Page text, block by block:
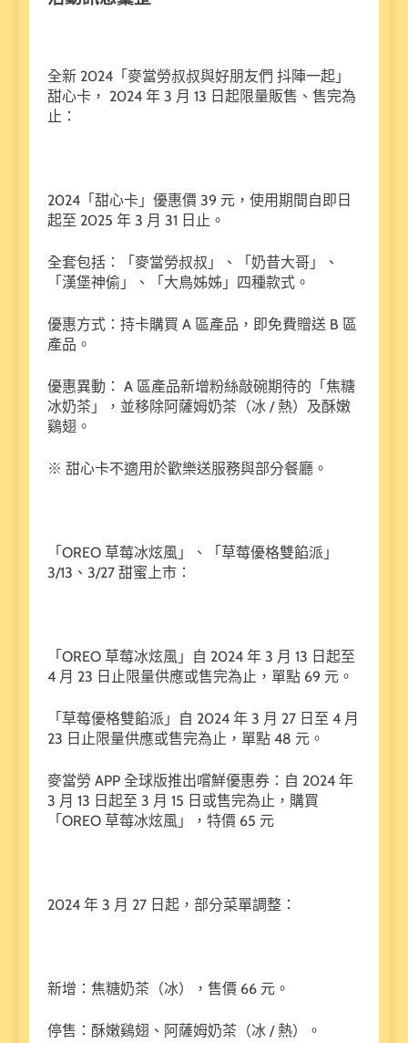
全新 2024「麥當勞叔叔與好朋友們 抖陣一起」
甜心卡， 2024 年 3 月 13 日起限量販售、售完為
止：
2024「甜心卡」優惠價 39 元，使用期間自即日
起至 2025 年 3 月 31 日止。
全套包括：「麥當勞叔叔」、「奶昔大哥」、
「漢堡神偷」、「大鳥姊姊」四種款式。
優惠方式：持卡購買 A 區產品，即免費贈送 B 區
產品。
優惠異動： A 區產品新增粉絲敲碗期待的「焦糖
冰奶茶」，並移除阿薩姆奶茶（冰 / 熱）及酥嫩
鷄翅。
※ 甜心卡不適用於歡樂送服務與部分餐廳。
「OREO 草莓冰炫風」、「草莓優格雙餡派」
3/13、3/27 甜蜜上市：
「OREO 草莓冰炫風」自 2024 年 3 月 13 日起至
4 月 23 日止限量供應或售完為止，單點 69 元。
「草莓優格雙餡派」自 2024 年 3 月 27 日至 4 月
23 日止限量供應或售完為止，單點 48 元。
麥當勞 APP 全球版推出嚐鮮優惠券：自 2024 年
3 月 13 日起至 3 月 15 日或售完為止，購買
「OREO 草莓冰炫風」，特價 65 元
2024 年 3 月 27 日起，部分菜單調整：
新增：焦糖奶茶（冰），售價 66 元。
停售：酥嫩鷄翅、阿薩姆奶茶（冰 / 熱）。